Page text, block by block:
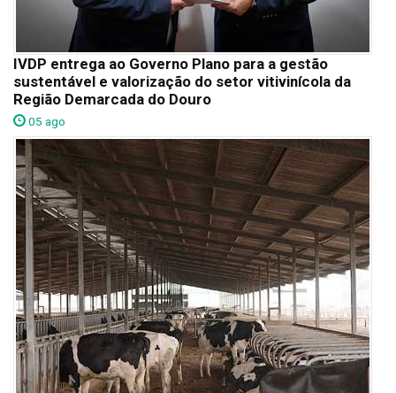
IVDP entrega ao Governo Plano para a gestão
sustentável e valorização do setor vitivinícola da
Região Demarcada do Douro
05 ago